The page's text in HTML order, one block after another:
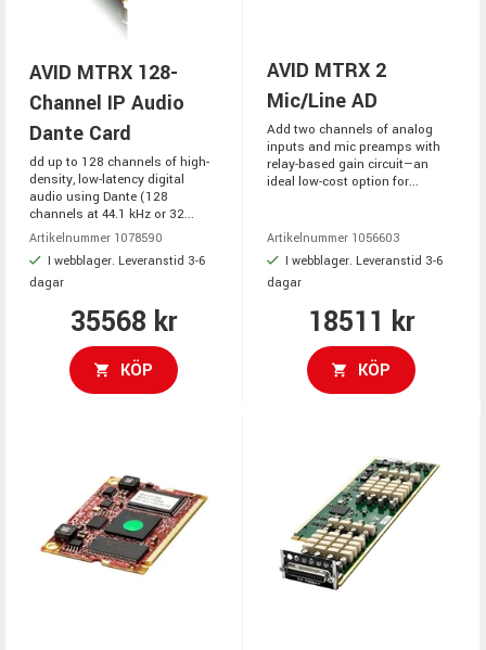
AVID MTRX 128-
Channel IP Audio
Dante Card
dd up to 128 channels of high-
density, low-latency digital
audio using Dante (128
channels at 44.1 kHz or 32...
Artikelnummer 1078590
I webblager. Leveranstid 3-6
dagar
35568 kr
KÖP
AVID MTRX 2
Mic/Line AD
Add two channels of analog
inputs and mic preamps with
relay-based gain circuit—an
ideal low-cost option for...
Artikelnummer 1056603
I webblager. Leveranstid 3-6
dagar
18511 kr
KÖP